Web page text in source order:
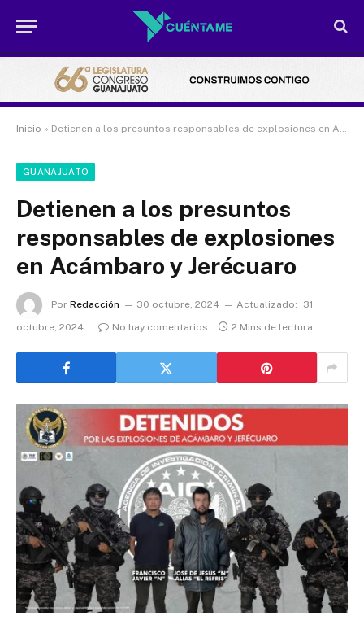
Inicio » Detienen a los presuntos responsables de explosiones en Acámbaro y Jerécuaro
GUANAJUATO
Detienen a los presuntos
responsables de explosiones
en Acámbaro y Jerécuaro
Por Redacción 30 octubre, 2024 Actualizado:
31
octubre, 2024
No hay comentarios 2 Mins de lectura